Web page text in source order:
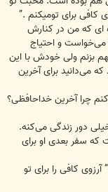
برای تومیکنم .”
ای که من در کنارش
می‌خواست و احتیاج
بزنم ولی خودش با این
می‌دانید برای آخرین
چرا آخرین خداحافظی؟
دور زندگی می‌کنه.
سفر بعدی او برای
کافی را برای تو